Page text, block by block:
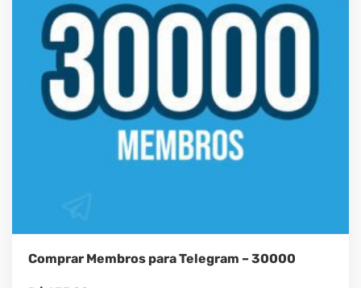
Comprar Membros para Telegram – 30000